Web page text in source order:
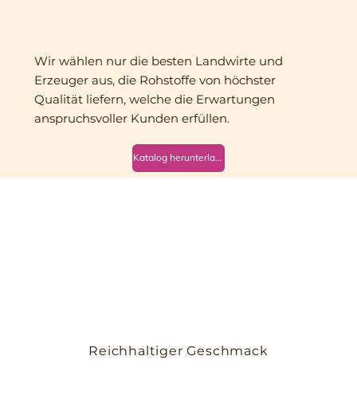
Katalog herunterladen
Wir wählen nur die besten Landwirte und
Erzeuger aus, die Rohstoffe von höchster
Qualität liefern, welche die Erwartungen
anspruchsvoller Kunden erfüllen.
Reichhaltiger Geschmack